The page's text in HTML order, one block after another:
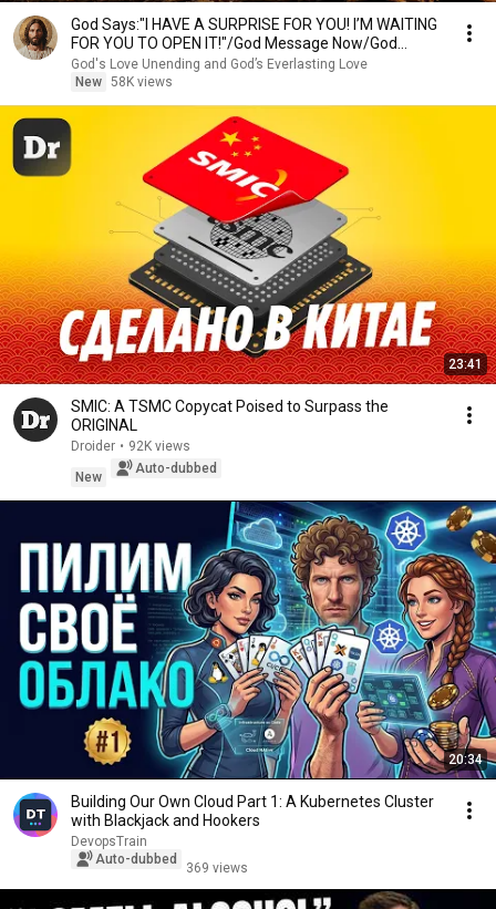
God Says:"I HAVE A SURPRISE FOR YOU! I’M WAITING
FOR YOU TO OPEN IT!"/God Message Now/God
Message
God's Love Unending and God’s Everlasting Love
New 58K views
23:41
SMIC: A TSMC Copycat Poised to Surpass the
ORIGINAL
Droider • 92K views
New
Auto-dubbed
20:34
Building Our Own Cloud Part 1: A Kubernetes Cluster
with Blackjack and Hookers
DevopsTrain
Auto-dubbed
369 views